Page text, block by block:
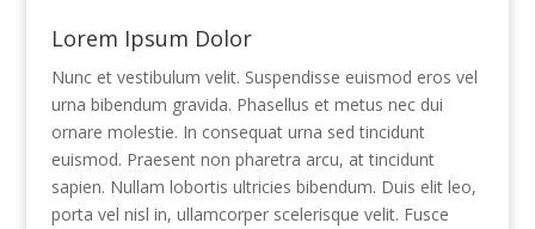
Lorem Ipsum Dolor
Nunc et vestibulum velit. Suspendisse euismod eros vel
urna bibendum gravida. Phasellus et metus nec dui
ornare molestie. In consequat urna sed tincidunt
euismod. Praesent non pharetra arcu, at tincidunt
sapien. Nullam lobortis ultricies bibendum. Duis elit leo,
porta vel nisl in, ullamcorper scelerisque velit. Fusce